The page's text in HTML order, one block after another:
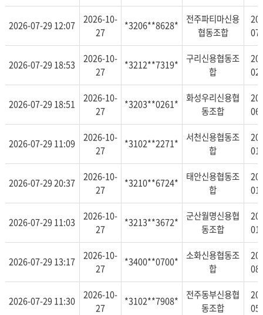
2026-07-29 12:07
2026-10-
27
*3206**8628*
전주파티마신용
협동조합
2026-07-29 18:53
2026-10-
27
*3212**7319*
구리신용협동조
합
2026-07-29 18:51
2026-10-
27
*3203**0261*
화성우리신용협
동조합
2026-07-29 11:09
2026-10-
27
*3102**2271*
서천신용협동조
합
2026-07-29 20:37
2026-10-
27
*3210**6724*
태안신용협동조
합
2026-07-29 11:03
2026-10-
27
*3213**3672*
군산월명신용협
동조합
2026-07-29 13:17
2026-10-
27
*3400**0700*
소화신용협동조
합
2026-07-29 11:30
2026-10-
27
*3102**7908*
전주동부신용협
동조합